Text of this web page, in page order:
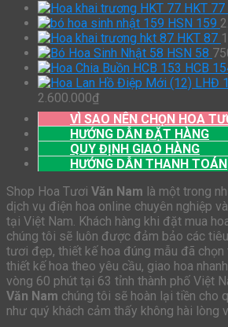
HKT 77
HSN 159
HKT 87
HSN 58
HCB
LHĐ
2.600.000₫
VÌ SAO NÊN CHỌN HOA
HƯỚNG DẪN ĐẶT HÀNG
QUY ĐỊNH GIAO HÀNG
HƯỚNG DẪN THANH TOÁN
Shop Hoa Tươi Văn Nam là một trong
dịch vụ điện hoa online chuyên nghiệp
tại Việt Nam. Khách hàng khi đặt mua
chúng tôi sẽ luôn được đảm bảo các
tươi đẹp, thiết kế hoa đúng mẫu đã
thiết kế hoa theo yêu cầu, giao hoa
vòng 60 phút tại 63 tỉnh thành phố Việt
Văn Nam chúng tôi sẽ hoàn lại tiền cho
như quý khách cảm thấy không hài lòng